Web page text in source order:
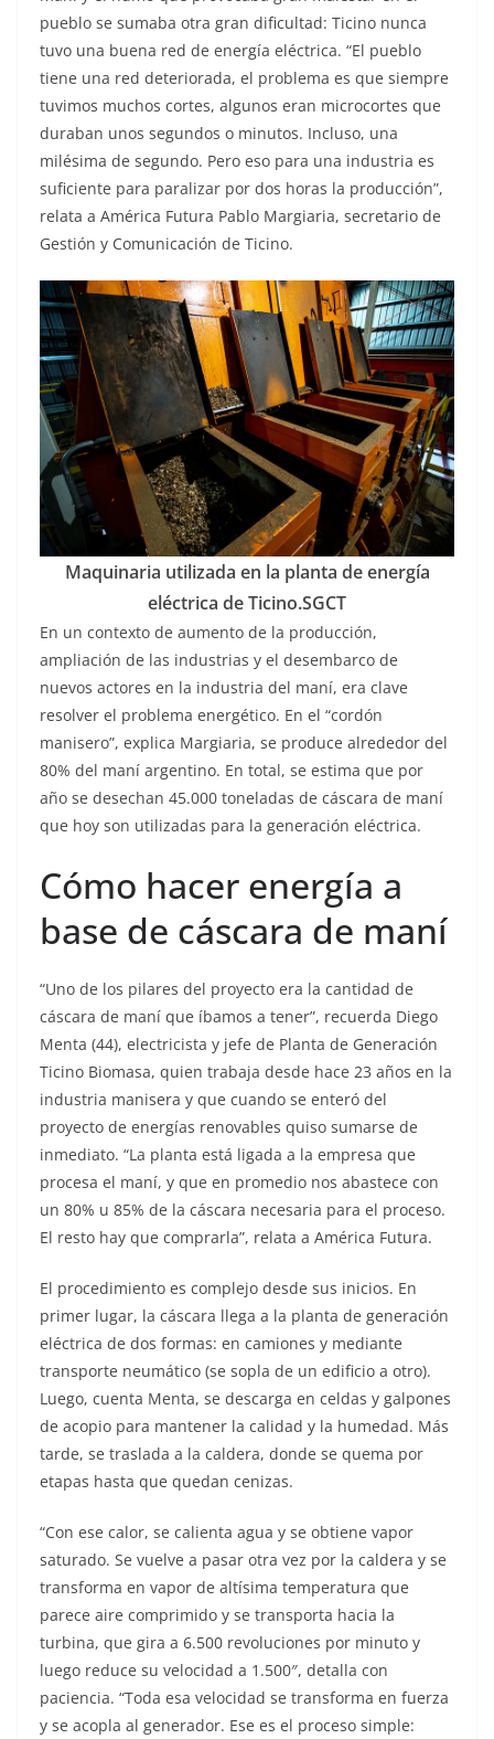
pueblo se sumaba otra gran dificultad: Ticino nunca
tuvo una buena red de energía eléctrica. “El pueblo
tiene una red deteriorada, el problema es que siempre
tuvimos muchos cortes, algunos eran microcortes que
duraban unos segundos o minutos. Incluso, una
milésima de segundo. Pero eso para una industria es
suficiente para paralizar por dos horas la producción”,
relata a América Futura Pablo Margiaria, secretario de
Gestión y Comunicación de Ticino.
Maquinaria utilizada en la planta de energía
eléctrica de Ticino.SGCT
En un contexto de aumento de la producción,
ampliación de las industrias y el desembarco de
nuevos actores en la industria del maní, era clave
resolver el problema energético. En el “cordón
manisero”, explica Margiaria, se produce alrededor del
80% del maní argentino. En total, se estima que por
año se desechan 45.000 toneladas de cáscara de maní
que hoy son utilizadas para la generación eléctrica.
Cómo hacer energía a
base de cáscara de maní
“Uno de los pilares del proyecto era la cantidad de
cáscara de maní que íbamos a tener”, recuerda Diego
Menta (44), electricista y jefe de Planta de Generación
Ticino Biomasa, quien trabaja desde hace 23 años en la
industria manisera y que cuando se enteró del
proyecto de energías renovables quiso sumarse de
inmediato. “La planta está ligada a la empresa que
procesa el maní, y que en promedio nos abastece con
un 80% u 85% de la cáscara necesaria para el proceso.
El resto hay que comprarla”, relata a América Futura.
El procedimiento es complejo desde sus inicios. En
primer lugar, la cáscara llega a la planta de generación
eléctrica de dos formas: en camiones y mediante
transporte neumático (se sopla de un edificio a otro).
Luego, cuenta Menta, se descarga en celdas y galpones
de acopio para mantener la calidad y la humedad. Más
tarde, se traslada a la caldera, donde se quema por
etapas hasta que quedan cenizas.
“Con ese calor, se calienta agua y se obtiene vapor
saturado. Se vuelve a pasar otra vez por la caldera y se
transforma en vapor de altísima temperatura que
parece aire comprimido y se transporta hacia la
turbina, que gira a 6.500 revoluciones por minuto y
luego reduce su velocidad a 1.500″, detalla con
paciencia. “Toda esa velocidad se transforma en fuerza
y se acopla al generador. Ese es el proceso simple: